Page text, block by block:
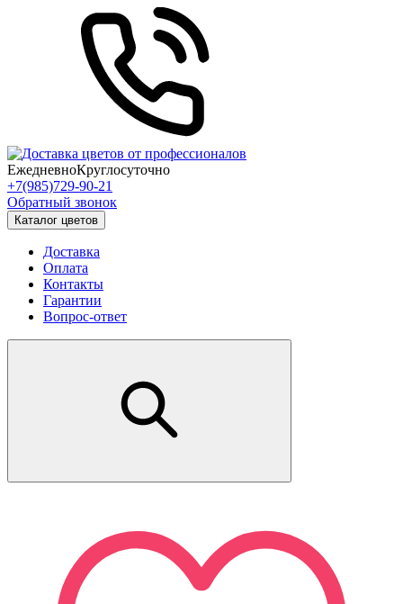
ЕжедневноКруглосуточно
+7(985)729-90-21
Обратный звонок
Каталог цветов
Доставка
Оплата
Контакты
Гарантии
Вопрос-ответ